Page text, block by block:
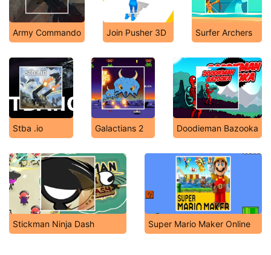
Army Commando Join Pusher 3D Surfer Archers
Stba .io Galactians 2 Doodieman Bazooka
Stickman Ninja Dash Super Mario Maker Online